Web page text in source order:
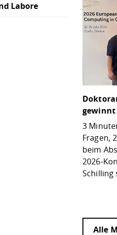
Labore
gewinnt
3
Fragen,
beim
2026-
Schilling
Alle